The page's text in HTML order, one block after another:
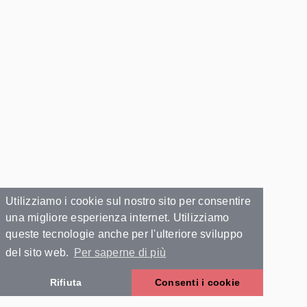
Utilizziamo i cookie sul nostro sito per consentire
una migliore esperienza internet. Utilizziamo
queste tecnologie anche per l'ulteriore sviluppo
del sito web.
Per saperne di più
Rifiuta Consenti i cookie